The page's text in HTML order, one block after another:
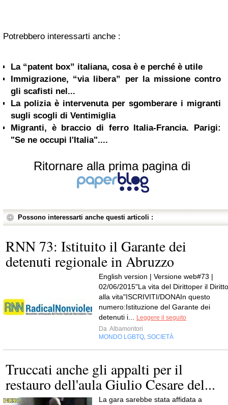
Potrebbero interessarti anche :
La “patent box” italiana, cosa è e perché è utile
Immigrazione, “via libera” per la missione contro
gli scafisti nel...
La polizia è intervenuta per sgomberare i migranti
sugli scogli di Ventimiglia
Migranti, è braccio di ferro Italia-Francia. Parigi:
"Se ne occupi l'Italia"....
Ritornare alla prima pagina di
Possono interessarti anche questi articoli :
RNN 73: Istituito il Garante dei
detenuti regionale in Abruzzo
English version | Versione web#73 |
02/06/2015"La vita del Dirittoper il Diritto
alla vita"ISCRIVITI/DONAIn questo
numero:Istituzione del Garante dei
detenuti i...
Leggere il seguito
Da Albamontori
MONDO LGBTQ SOCIETÀ
Truccati anche gli appalti per il
restauro dell'aula Giulio Cesare del...
La gara sarebbe stata affidata a